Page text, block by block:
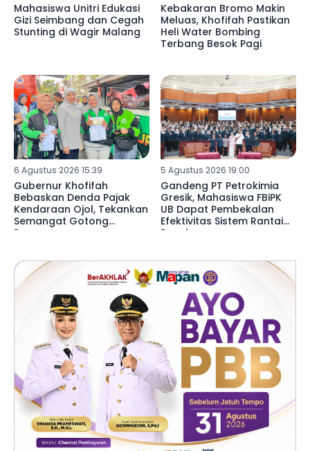
Mahasiswa Unitri Edukasi
Gizi Seimbang dan Cegah
Stunting di Wagir Malang
Kebakaran Bromo Makin
Meluas, Khofifah Pastikan
Heli Water Bombing
Terbang Besok Pagi
6 Agustus 2026 15:39
Gubernur Khofifah
Bebaskan Denda Pajak
Kendaraan Ojol, Tekankan
Semangat Gotong
Royong
5 Agustus 2026 19:00
Gandeng PT Petrokimia
Gresik, Mahasiswa FBiPK
UB Dapat Pembekalan
Efektivitas Sistem Rantai
Pasok